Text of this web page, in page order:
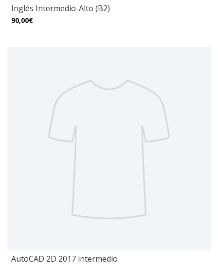
Inglés Intermedio-Alto (B2)
90,00€
AutoCAD 2D 2017 intermedio